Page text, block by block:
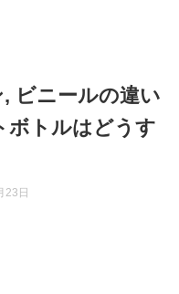
ビニールの違い
ボトルはどうす
23日